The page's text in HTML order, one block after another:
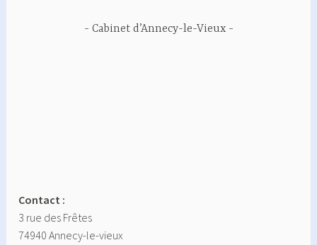
Cabinet d’Annecy-le-Vieux
Contact :
3 rue des Frêtes
74940 Annecy-le-vieux